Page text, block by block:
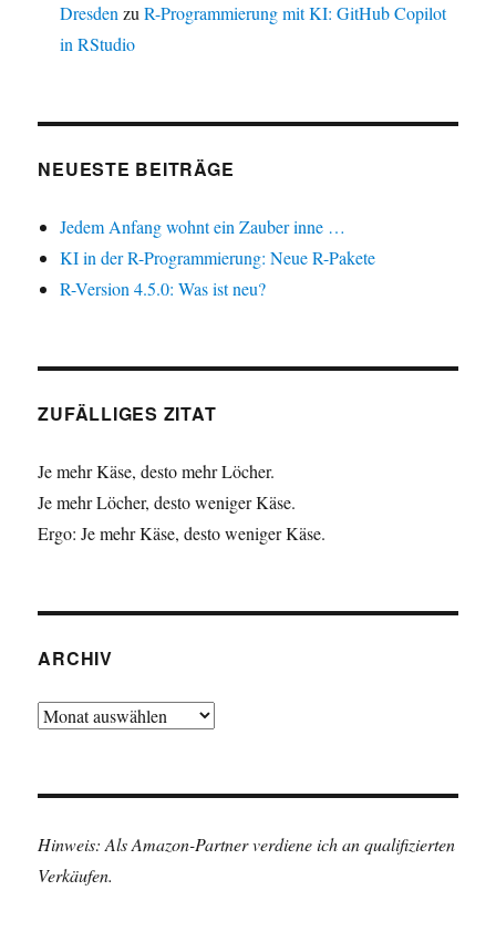
Dresden zuR-Programmierung mit KI: GitHub Copilot
in RStudio
NEUESTE BEITRÄGE
Jedem Anfang wohnt ein Zauber inne …
KI in der R-Programmierung: Neue R-Pakete
R-Version 4.5.0: Was ist neu?
ZUFÄLLIGES ZITAT
Je mehr Käse, desto mehr Löcher.
Je mehr Löcher, desto weniger Käse.
Ergo: Je mehr Käse, desto weniger Käse.
ARCHIV
Archiv
Hinweis: Als Amazon-Partner verdiene ich an qualifizierten
Verkäufen.